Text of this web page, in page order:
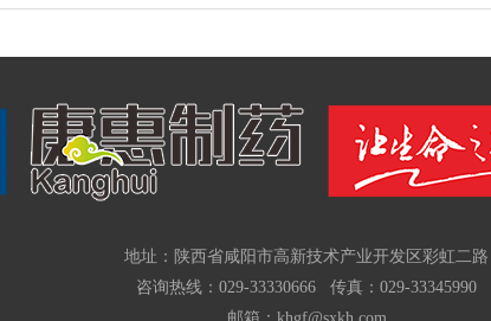
地址：陕西省咸阳市高新技术产业开发区彩虹二路
咨询热线：029-33330666 传真：029-33345990